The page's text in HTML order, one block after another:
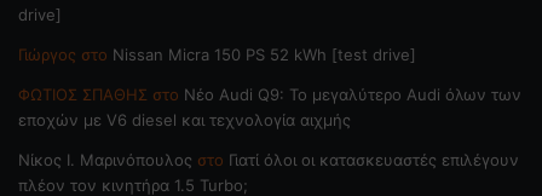
drive]
Γιώργος στο Nissan Micra 150 PS 52 kWh [test drive]
ΦΩΤΙΟΣ ΣΠΑΘΗΣ στο Νέο Audi Q9: Το μεγαλύτερο Audi όλων των
εποχών με V6 diesel και τεχνολογία αιχμής
Nίκος Ι. Mαρινόπουλος στο Γιατί όλοι οι κατασκευαστές επιλέγουν
πλέον τον κινητήρα 1.5 Turbo;